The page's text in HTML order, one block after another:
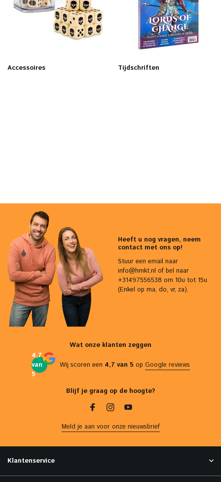
Accessoires Tijdschriften
Heeft u nog vragen, neem
contact met ons op!
Stuur een email naar
info@hmkt.nl of bel naar
+31497556538 om 10u tot 15u
(Enkel op ma, do, vr, za).
Wat onze klanten zeggen
4,7
van
5
Wij scoren een 4,7 van 5 op Google reviews
Blijf je graag op de hoogte?
Meld je aan voor onze nieuwsbrief
Klantenservice